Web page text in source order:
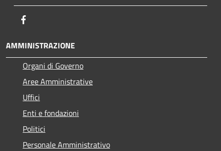
AMMINISTRAZIONE
Organi di Governo
Aree Amministrative
Uffici
Enti e fondazioni
Politici
Personale Amministrativo